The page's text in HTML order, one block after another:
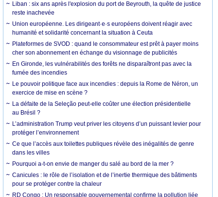
Liban : six ans après l'explosion du port de Beyrouth, la quête de justice
reste inachevée
Union européenne. Les dirigeant·e·s européens doivent réagir avec
humanité et solidarité concernant la situation à Ceuta
Plateformes de SVOD : quand le consommateur est prêt à payer moins
cher son abonnement en échange du visionnage de publicités
En Gironde, les vulnérabilités des forêts ne disparaîtront pas avec la
fumée des incendies
Le pouvoir politique face aux incendies : depuis la Rome de Néron, un
exercice de mise en scène ?
La défaite de la Seleção peut-elle coûter une élection présidentielle
au Brésil ?
L’administration Trump veut priver les citoyens d’un puissant levier pour
protéger l’environnement
Ce que l’accès aux toilettes publiques révèle des inégalités de genre
dans les villes
Pourquoi a-t-on envie de manger du salé au bord de la mer ?
Canicules : le rôle de l’isolation et de l’inertie thermique des bâtiments
pour se protéger contre la chaleur
RD Congo : Un responsable gouvernemental confirme la pollution liée